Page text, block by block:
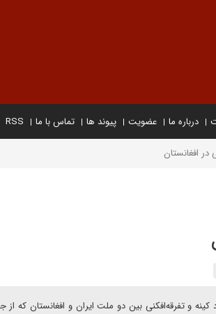
درباره ما عضویت پیوند ها تماس با ما RSS
در افغانستان
و تفرقه‌افکنی بین دو ملت ایران و افغانستان که از